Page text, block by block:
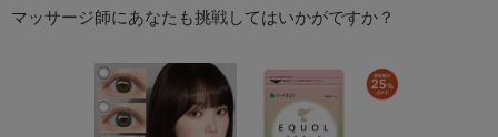
マッサージ師にあなたも挑戦してはいかがですか？